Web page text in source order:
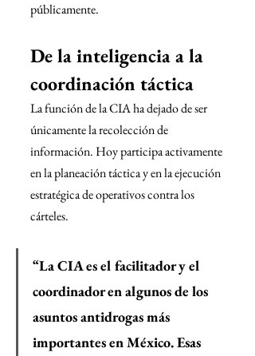
públicamente.
De la inteligencia a la
coordinación táctica
La función de la CIA ha dejado de ser
únicamente la recolección de
información. Hoy participa activamente
en la planeación táctica y en la ejecución
estratégica de operativos contra los
cárteles.
“La CIA es el facilitador y el
coordinador en algunos de los
asuntos antidrogas más
importantes en México. Esas